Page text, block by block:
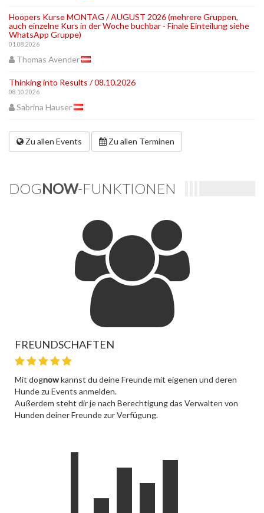
Hoopers Kurse MONTAG / AUGUST 2026 (mehrere Gruppen,
auch einzelne Kurs in der Woche buchbar - Finale Einteilung siehe
WhatsApp Gruppe)
01.08.2026
Thomas Avender
Thinking into Results / 08.10.2026
08.10.2026
Sabrina Hauser
Zu allen Events Zu allen Terminen
DOGNOW-FUNKTIONEN
FREUNDSCHAFTEN
Mit dognowkannst du deine Freunde mit eigenen und deren
Hunde zu Events anmelden.
Außerdem steht dir je nach Berechtigung das Verwalten von
Hunden deiner Freunde zur Verfügung.